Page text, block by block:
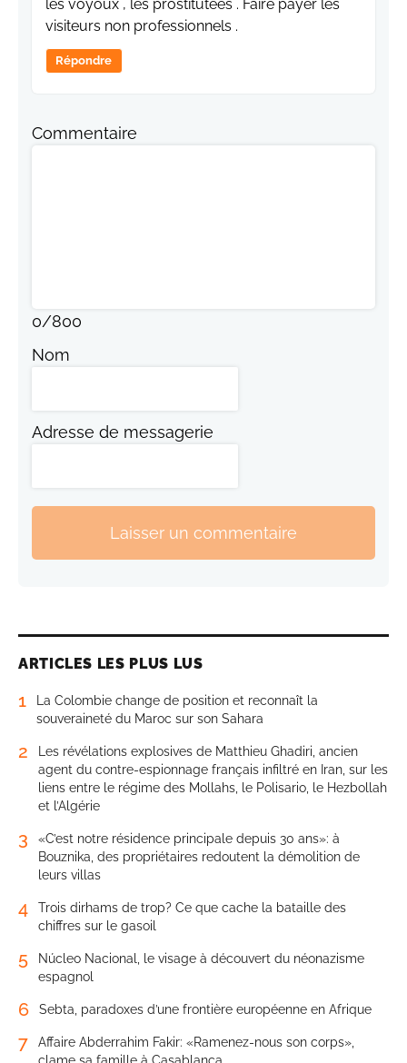
les voyoux , les prostitutees . Faire payer les
visiteurs non professionnels .
Répondre
Commentaire
0/800
Nom
Adresse de messagerie
Laisser un commentaire
ARTICLES LES PLUS LUS
1
La Colombie change de position et reconnaît la
souveraineté du Maroc sur son Sahara
2
Les révélations explosives de Matthieu Ghadiri, ancien
agent du contre-espionnage français infiltré en Iran, sur les
liens entre le régime des Mollahs, le Polisario, le Hezbollah
et l’Algérie
3
«C’est notre résidence principale depuis 30 ans»: à
Bouznika, des propriétaires redoutent la démolition de
leurs villas
4
Trois dirhams de trop? Ce que cache la bataille des
chiffres sur le gasoil
5
Núcleo Nacional, le visage à découvert du néonazisme
espagnol
6 Sebta, paradoxes d’une frontière européenne en Afrique
7
Affaire Abderrahim Fakir: «Ramenez-nous son corps»,